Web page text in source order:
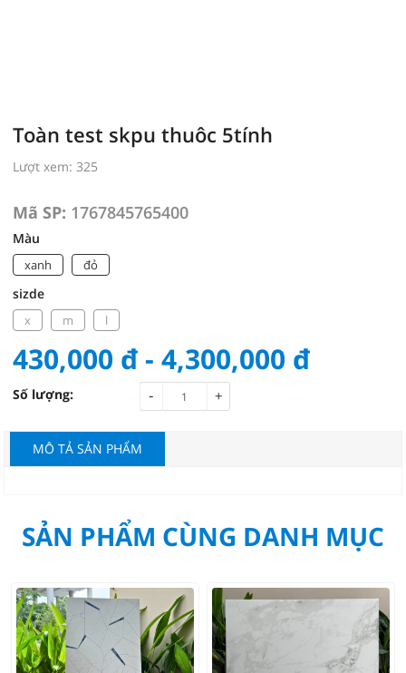
Toàn test skpu thuôc 5tính
Lượt xem: 325
Mã SP: 1767845765400
Màu
xanh đỏ
sizde
x m l
430,000 đ- 4,300,000 đ
Số lượng: +
-
MÔ TẢ SẢN PHẨM
SẢN PHẨM CÙNG DANH MỤC